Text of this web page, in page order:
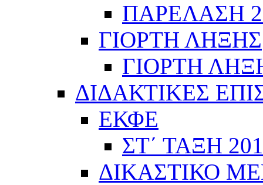
ΠΑΡΕΛΑΣΗ
ΓΙΟΡΤΗ ΛΗΞΗΣ
ΓΙΟΡΤΗ
ΔΙΔΑΚΤΙΚΕΣ
ΕΚΦΕ
ΣΤ΄ ΤΑΞΗ
ΔΙΚΑΣΤΙΚΟ